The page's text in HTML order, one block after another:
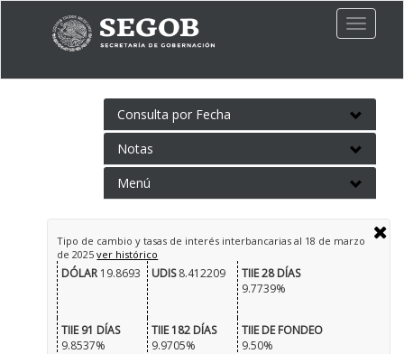
Toggle
Consulta por Fecha
Notas
Menú
Tipo de cambio y tasas de interés interbancarias al 18 de marzo
de 2025ver histórico
DÓLAR19.8693 UDIS8.412209
TIIE 28 DÍAS
9.7739%
TIIE 91 DÍAS
9.8537%
TIIE 182 DÍAS
9.9705%
TIIE DE FONDEO
9.50%